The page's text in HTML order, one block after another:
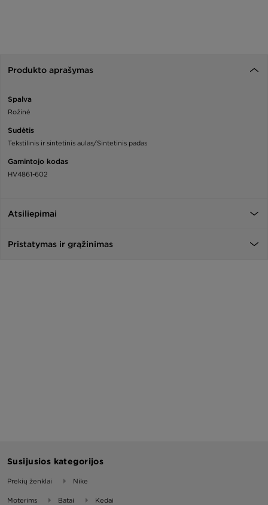
Produkto aprašymas
Spalva
Rožinė
Sudėtis
Tekstilinis ir sintetinis aulas/Sintetinis padas
Gamintojo kodas
HV4861-602
Atsiliepimai
Pristatymas ir grąžinimas
Susijusios kategorijos
Prekių ženklai Nike
Moterims Batai Kedai